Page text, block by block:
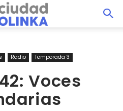
Radio Temporada 3
Voces